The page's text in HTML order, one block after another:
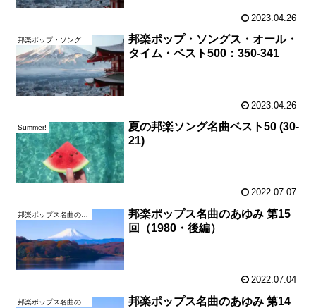
2023.04.26
邦楽ポップ・ソングス・オール・タイム・ベスト500
邦楽ポップ・ソングス・オール・
タイム・ベスト500：350-341
2023.04.26
Summer!
夏の邦楽ソング名曲ベスト50 (30-
21)
2022.07.07
邦楽ポップス名曲のあゆみ 第15
回（1980・後編）
2022.07.04
邦楽ポップス名曲のあゆみ 第14